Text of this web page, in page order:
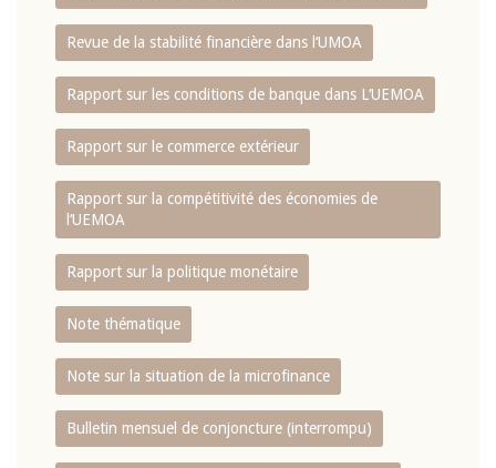
Revue de la stabilité financière dans l‘UMOA
Rapport sur les conditions de banque dans L‘UEMOA
Rapport sur le commerce extérieur
Rapport sur la compétitivité des économies de
l‘UEMOA
Rapport sur la politique monétaire
Note thématique
Note sur la situation de la microfinance
Bulletin mensuel de conjoncture (interrompu)